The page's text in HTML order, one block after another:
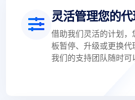
灵活管理您的代
借助我们灵活的计划
板暂停、升级或更换
我们的支持团队随时可